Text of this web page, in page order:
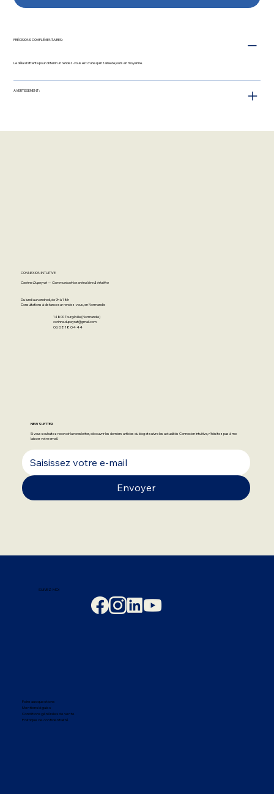
PRÉCISIONS COMPLÉMENTAIRES :
Le délai d’attente pour obtenir un rendez-vous est d'une quinzaine de jours en moyenne.
AVERTISSEMENT :
CONNEXION INTUITIVE
Corinne Dupeyrat — Communicatrice animalière & intuitive
Du lundi au vendredi, de 9h à 18h
Consultations à distance sur rendez-vous, en Normandie
14800 Tourgéville (Normandie)
corinne.dupeyrat@gmail.com
06 08 18 04 44
NEWSLETTER
Si vous souhaitez recevoir la newsletter, découvrir les derniers articles du blog et suivre les actualités Connexion Intuitive, n'hésitez pas à me
laisser votre email.
Envoyer
SUIVEZ-MOI
Foire aux questions
Mentions légales
Conditions générales de vente
Politique de confidentialité